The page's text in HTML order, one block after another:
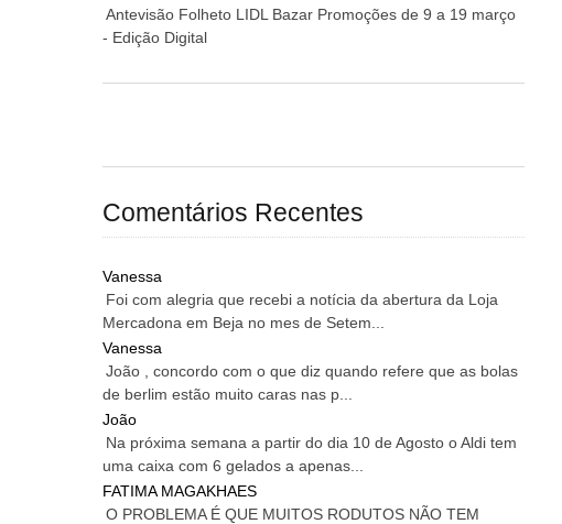
Antevisão Folheto LIDL Bazar Promoções de 9 a 19 março
- Edição Digital
Comentários Recentes
Vanessa
Foi com alegria que recebi a notícia da abertura da Loja
Mercadona em Beja no mes de Setem...
Vanessa
João , concordo com o que diz quando refere que as bolas
de berlim estão muito caras nas p...
João
Na próxima semana a partir do dia 10 de Agosto o Aldi tem
uma caixa com 6 gelados a apenas...
FATIMA MAGAKHAES
O PROBLEMA É QUE MUITOS RODUTOS NÃO TEM